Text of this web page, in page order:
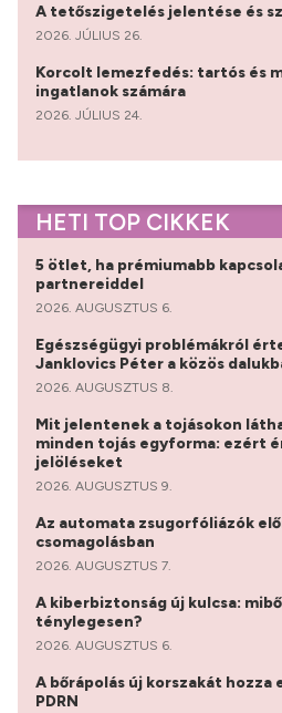
A tetőszigetelés jelentése és
2026. JÚLIUS 26.
Korcolt lemezfedés: tartós és
ingatlanok számára
2026. JÚLIUS 24.
HETI TOP CIKKEK
5 ötlet, ha prémiumabb
partnereiddel
2026. AUGUSZTUS 6.
Egészségügyi problémákról
Janklovics Péter a közös
2026. AUGUSZTUS 8.
Mit jelentenek a tojásokon
minden tojás egyforma: ezért
jelöléseket
2026. AUGUSZTUS 9.
Az automata zsugorfóliázók
csomagolásban
2026. AUGUSZTUS 7.
A kiberbiztonság új kulcsa:
ténylegesen?
2026. AUGUSZTUS 6.
A bőrápolás új korszakát hozza
PDRN